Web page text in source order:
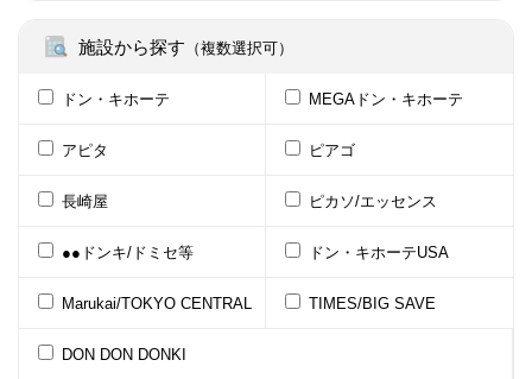
施設から探す （複数選択可）
ドン・キホーテ MEGAドン・キホーテ
アピタ ピアゴ
長崎屋 ピカソ/エッセンス
●●ドンキ/ドミセ等 ドン・キホーテUSA
Marukai/TOKYO CENTRAL TIMES/BIG SAVE
DON DON DONKI